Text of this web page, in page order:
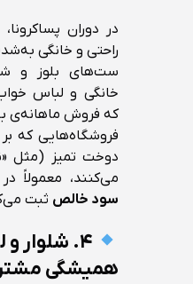
در دوران
راحتی و خانگی
ست‌های بلوز و
خانگی و لباس
که فروش ماهانه‌ی
فروشگاه‌هایی که بر
دوخت تمیز (مثل
می‌کنند، معمولاً
سود خالص ثبت
۴. شلوار
همیشگی